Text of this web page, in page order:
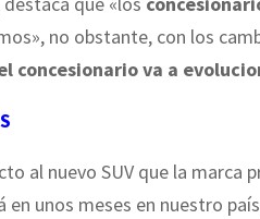
no obstante, con los
concesionario va a
al nuevo SUV que la marca
en unos meses en nuestro